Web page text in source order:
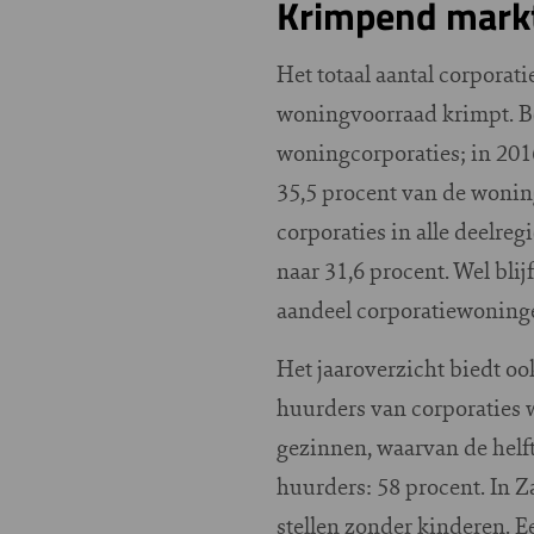
Krimpend
Het totaal aantal
woningvoorraad krimpt.
woningcorporaties; in
35,5 procent van de
corporaties in alle
naar 31,6 procent. Wel
aandeel
Het jaaroverzicht biedt
huurders van corporaties
gezinnen, waarvan de
huurders: 58 procent. In
stellen zonder kinderen.